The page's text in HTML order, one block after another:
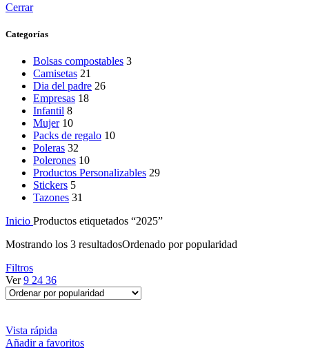
Cerrar
Categorías
Bolsas compostables 3
Camisetas 21
Dia del padre 26
Empresas 18
Infantil 8
Mujer 10
Packs de regalo 10
Poleras 32
Polerones 10
Productos Personalizables 29
Stickers 5
Tazones 31
Inicio Productos etiquetados “2025”
Mostrando los 3 resultadosOrdenado por popularidad
Filtros
Ver9 24 36
Vista rápida
Añadir a favoritos